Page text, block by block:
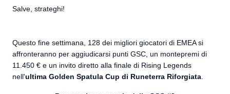
Salve, strateghi!
Questo fine settimana, 128 dei migliori giocatori di EMEA si
affronteranno per aggiudicarsi punti GSC, un montepremi di
11.450 € e un invito diretto alla finale di Rising Legends
nell'ultima Golden Spatula Cup di Runeterra Riforgiata